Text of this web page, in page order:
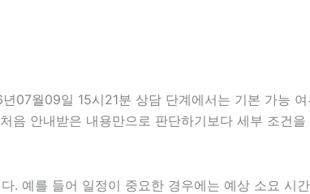
월09일 15시21분 상담 단계에서는 기본 가능
안내받은 내용만으로 판단하기보다 세부 조건
예를 들어 일정이 중요한 경우에는 예상 소요 시